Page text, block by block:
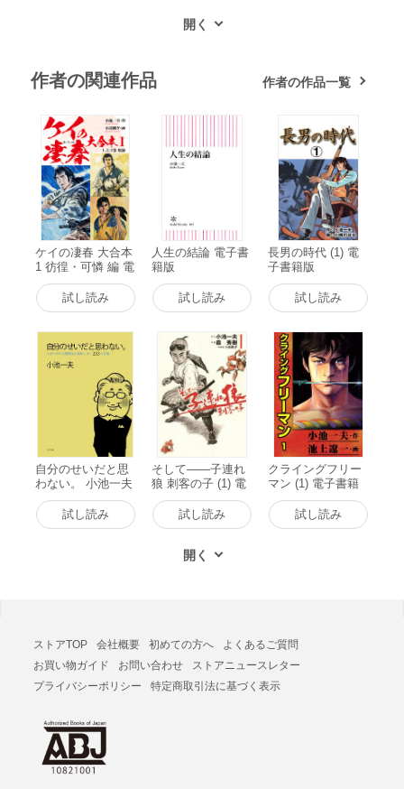
作者の関連作品 作者の作品一覧
ケイの凄春 大合本
1 彷徨・可憐 編 電
子書籍版
試し読み
人生の結論 電子書
籍版
試し読み
長男の時代 (1) 電
子書籍版
試し読み
自分のせいだと思
わない。 小池一夫
の人間関係に執着
しない233の言葉
電子書籍版
試し読み
そして――子連れ
狼 刺客の子 (1) 電
子書籍版
試し読み
クライングフリー
マン (1) 電子書籍
試し読み
ストアTOP 会社概要 初めての方へ
よくあるご質問
お買い物ガイド
お問い合わせ
ストアニュースレター
プライバシーポリシー
特定商取引法に基づく表示